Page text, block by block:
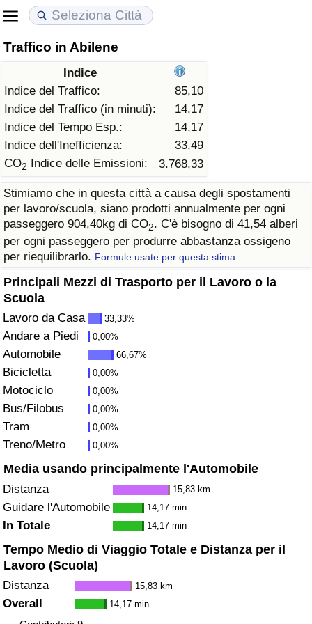
Traffico in Abilene
Indice
Indice del Traffico:
85,10
Indice del Traffico (in minuti):
14,17
Indice del Tempo Esp.:
14,17
Indice dell'Inefficienza:
33,49
CO2 Indice delle Emissioni: 3.768,33
Stimiamo che in questa città a causa degli spostamenti
per lavoro/scuola, siano prodotti annualmente per ogni
passeggero 904,40kg di CO2. C'è bisogno di 41,54 alberi
per ogni passeggero per produrre abbastanza ossigeno
per riequilibrarlo. Formule usate per questa stima
Principali Mezzi di Trasporto per il Lavoro o la
Scuola
Lavoro da Casa 33,33%
Andare a Piedi 0,00%
Automobile 66,67%
Bicicletta 0,00%
Motociclo 0,00%
Bus/Filobus 0,00%
Tram 0,00%
Treno/Metro 0,00%
Media usando principalmente l'Automobile
Distanza 15,83 km
Guidare l'Automobile 14,17 min
In Totale 14,17 min
Tempo Medio di Viaggio Totale e Distanza per il
Lavoro (Scuola)
Distanza 15,83 km
Overall 14,17 min
Costo della vita
Indice Del Costo Della Vita (corrente)
Indice Del Costo Della Vita
Indice del Costo della Vita per Nazione
ad Aqaba
Prezzi degli immobili
Indice del Prezzo delle Case (Corrente)
Indice del Prezzo delle Case
Indice del Prezzo delle Case per Nazione
Qualità della Vita
Indice della Qualità della Vita
Indice della Qualità della Vita (Corrente)
Indice della qualità della vita per Paese
Criminalità
Indice del Tasso di Criminalità (Corrente)
Indice della Criminalità
Indice di criminalità per paese
Assistenza Sanitaria
Indice dell’Assistenza Sanitaria (Corrente)
Indice dell’Assistenza Sanitaria
Indice dell’Assistenza Sanitaria per
Inquinamento
Indice dell’Inquinamento (Corrente)
Indice di inquinamento
Indice dell’Inquinamento per Nazione